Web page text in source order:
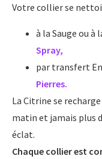
Votre collier se
à la Sauge ou à
Spray,
par transfert
Pierres.
La Citrine se
matin et jamais plus
éclat.
Chaque collier est